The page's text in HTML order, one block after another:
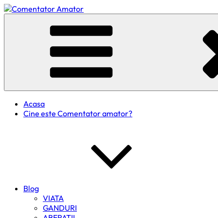
Skip
to
Comentator Amator
Acasa
Cine este Comentator amator?
Blog
VIATA
GANDURI